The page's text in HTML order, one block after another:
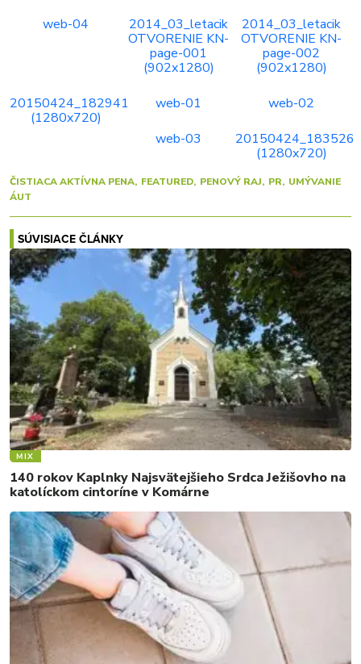
web-04
2014_03_letacik
OTVORENIE KN-
page-001
(902x1280)
2014_03_letacik
OTVORENIE KN-
page-002
(902x1280)
20150424_182941
(1280x720)
web-01
web-02
web-03
20150424_183526
(1280x720)
ČISTIACA AKTÍVNA PENA FEATURED PENOVÝ RAJ PR UMÝVANIE
ÁUT
SÚVISIACE ČLÁNKY
MIX
140 rokov Kaplnky Najsvätejšieho Srdca Ježišovho na
katolíckom cintoríne v Komárne